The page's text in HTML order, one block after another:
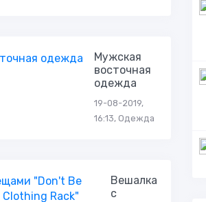
Мужская
восточная
одежда
19-08-2019,
16:13, Одежда
Вешалка
с